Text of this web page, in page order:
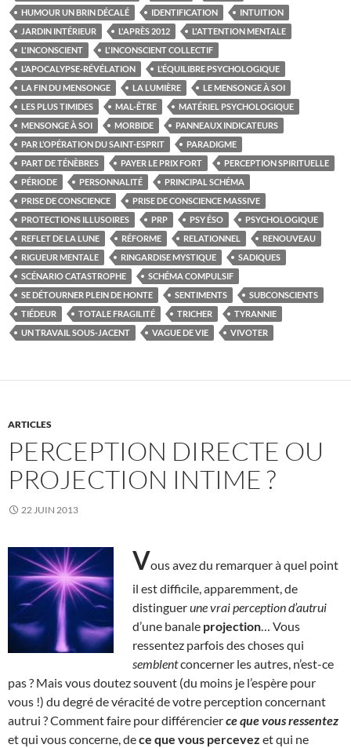
HUMOUR UN BRIN DÉCALÉ
IDENTIFICATION
INTUITION
JARDIN INTÉRIEUR
L'APRÈS 2012
L'ATTENTION MENTALE
L'INCONSCIENT
L'INCONSCIENT COLLECTIF
L’APOCALYPSE-RÉVÉLATION
L’ÉQUILIBRE PSYCHOLOGIQUE
LA FIN DU MENSONGE
LA LUMIÈRE
LE MENSONGE À SOI
LES PLUS TIMIDES
MAL-ÊTRE
MATÉRIEL PSYCHOLOGIQUE
MENSONGE À SOI
MORBIDE
PANNEAUX INDICATEURS
PAR L’OPÉRATION DU SAINT-ESPRIT
PARADIGME
PART DE TÉNÈBRES
PAYER LE PRIX FORT
PERCEPTION SPIRITUELLE
PÉRIODE
PERSONNALITÉ
PRINCIPAL SCHÉMA
PRISE DE CONSCIENCE
PRISE DE CONSCIENCE MASSIVE
PROTECTIONS ILLUSOIRES
PRP PSY ÉSO
PSYCHOLOGIQUE
REFLET DE LA LUNE
RÉFORME RELATIONNEL
RENOUVEAU
RIGUEUR MENTALE
RINGARDISE MYSTIQUE
SADIQUES
SCÉNARIO CATASTROPHE
SCHÉMA COMPULSIF
SE DÉTOURNER PLEIN DE HONTE
SENTIMENTS
SUBCONSCIENTS
TIÉDEUR
TOTALE FRAGILITÉ TRICHER
TYRANNIE
UN TRAVAIL SOUS-JACENT
VAGUE DE VIE VIVOTER
ARTICLES
PERCEPTION DIRECTE OU
PROJECTION INTIME ?
22 JUIN 2013
Vous avez du remarquer à quel point
il est difficile, apparemment, de
distinguerune vrai perception d’autrui
d’une banale projection … Vous
ressentez parfois des choses qui
semblentconcerner les autres, n’est-ce
pas ? Mais vous doutez souvent (du moins je l’espère pour
vous !) du degré de véracité de votre perception concernant
autrui ? Comment faire pour différencierce que vous ressentez
et qui vous concerne, dece que vous percevez et qui ne